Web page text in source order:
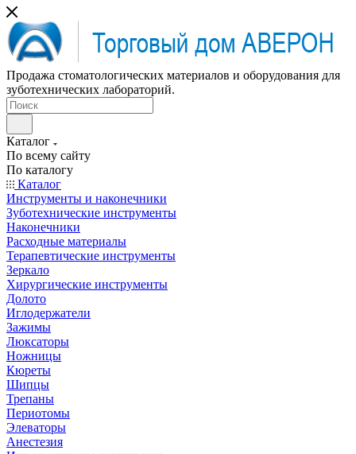
Продажа стоматологических материалов и оборудования для
зуботехнических лабораторий.
Каталог
По всему сайту
По каталогу
Каталог
Инструменты и наконечники
Зуботехнические инструменты
Наконечники
Расходные материалы
Терапевтические инструменты
Зеркало
Хирургические инструменты
Долото
Иглодержатели
Зажимы
Люксаторы
Ножницы
Кюреты
Шипцы
Трепаны
Периотомы
Элеваторы
Анестезия